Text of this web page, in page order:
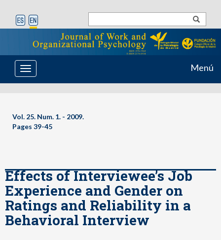
Toggle
navigation
Menú
Vol. 25. Num. 1. - 2009.
Pages 39-45
Effects of Interviewee’s Job
Experience and Gender on
Ratings and Reliability in a
Behavioral Interview